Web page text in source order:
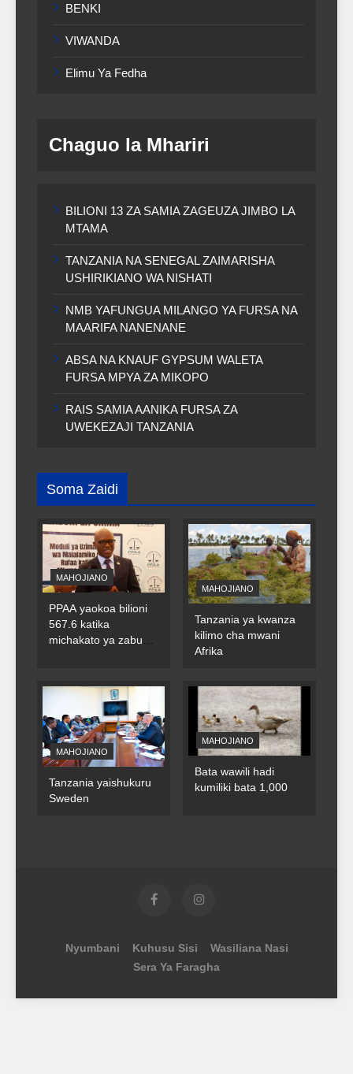
BENKI
VIWANDA
Elimu Ya Fedha
Chaguo la Mhariri
BILIONI 13 ZA SAMIA ZAGEUZA JIMBO LA
MTAMA
TANZANIA NA SENEGAL ZAIMARISHA
USHIRIKIANO WA NISHATI
NMB YAFUNGUA MILANGO YA FURSA NA
MAARIFA NANENANE
ABSA NA KNAUF GYPSUM WALETA
FURSA MPYA ZA MIKOPO
RAIS SAMIA AANIKA FURSA ZA
UWEKEZAJI TANZANIA
Soma Zaidi
MAHOJIANO
PPAA yaokoa bilioni
567.6 katika
michakato ya zabuni
MAHOJIANO
Tanzania ya kwanza
kilimo cha mwani
Afrika
MAHOJIANO
Tanzania yaishukuru
Sweden
MAHOJIANO
Bata wawili hadi
kumiliki bata 1,000
Nyumbani Kuhusu Sisi
Wasiliana Nasi
Sera Ya Faragha